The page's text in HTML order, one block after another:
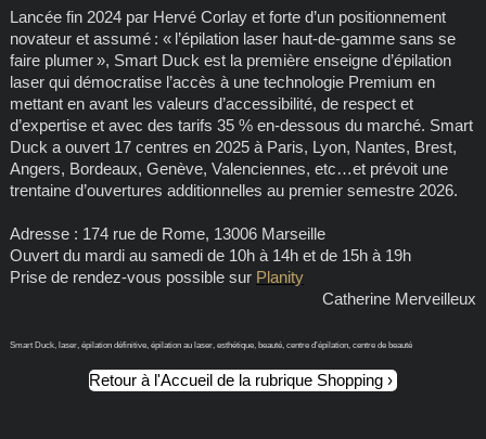
Lancée fin 2024 par Hervé Corlay et forte d’un positionnement
novateur et assumé : « l’épilation laser haut-de-gamme sans se
faire plumer », Smart Duck est la première enseigne d’épilation
laser qui démocratise l’accès à une technologie Premium en
mettant en avant les valeurs d’accessibilité, de respect et
d’expertise et avec des tarifs 35 % en-dessous du marché. Smart
Duck a ouvert 17 centres en 2025 à Paris, Lyon, Nantes, Brest,
Angers, Bordeaux, Genève, Valenciennes, etc…et prévoit une
trentaine d’ouvertures additionnelles au premier semestre 2026.
Adresse : 174 rue de Rome, 13006 Marseille
Ouvert du mardi au samedi de 10h à 14h et de 15h à 19h
Prise de rendez-vous possible sur Planity
Catherine Merveilleux
Smart Duck, laser, épilation définitive, épilation au laser, esthétique, beauté, centre d’épilation, centre de beauté
Retour à l'Accueil de la rubrique Shopping